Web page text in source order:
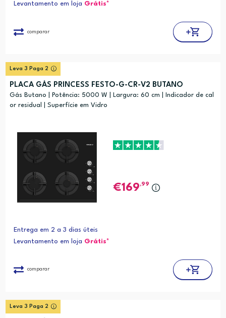
Levantamento em loja Grátis*
comparar
Leva 3 Paga 2
PLACA GÁS PRINCESS FESTO-G-CR-V2 BUTANO
Gás Butano | Potência: 5000 W | Largura: 60 cm | Indicador de cal
or residual | Superfície em Vidro
169,99
Entrega em 2 a 3 dias úteis
Levantamento em loja Grátis*
comparar
Leva 3 Paga 2